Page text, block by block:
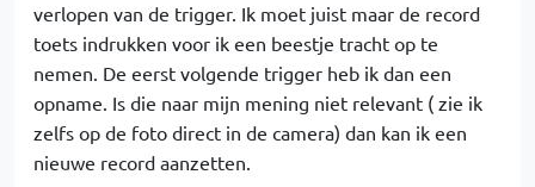
verlopen van de trigger. Ik moet juist maar de record
toets indrukken voor ik een beestje tracht op te
nemen. De eerst volgende trigger heb ik dan een
opname. Is die naar mijn mening niet relevant ( zie ik
zelfs op de foto direct in de camera) dan kan ik een
nieuwe record aanzetten.